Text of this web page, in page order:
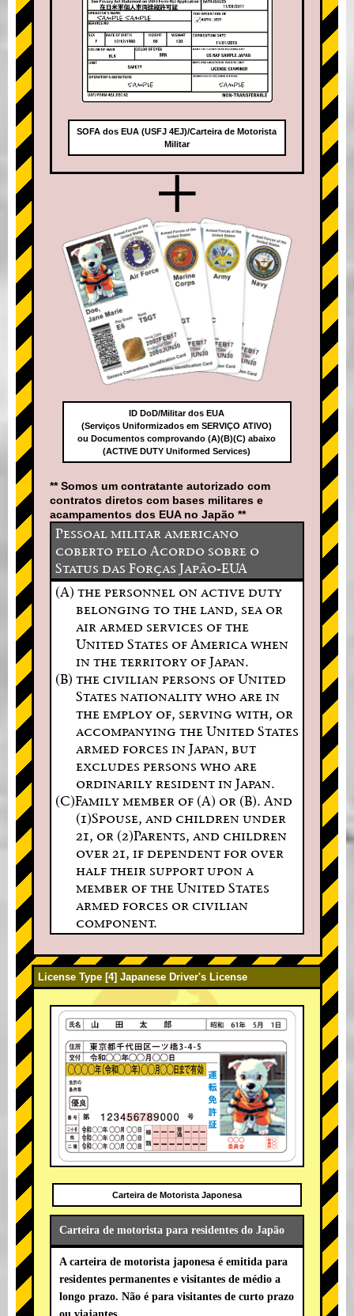
SOFA dos EUA (USFJ 4EJ)/Carteira de Motorista
Militar
+
ID DoD/Militar dos EUA
(Serviços Uniformizados em SERVIÇO ATIVO)
ou Documentos comprovando (A)(B)(C) abaixo
(ACTIVE DUTY Uniformed Services)
** Somos um contratante autorizado com
contratos diretos com bases militares e
acampamentos dos EUA no Japão **
Pessoal militar americano
coberto pelo Acordo sobre o
Status das Forças Japão-EUA
(A) the personnel on active duty
belonging to the land, sea or
air armed services of the
United States of America when
in the territory of Japan.
(B) the civilian persons of United
States nationality who are in
the employ of, serving with, or
accompanying the United States
armed forces in Japan, but
excludes persons who are
ordinarily resident in Japan.
(C)Family member of (A) or (B). And
(1)Spouse, and children under
21, or (2)Parents, and children
over 21, if dependent for over
half their support upon a
member of the United States
armed forces or civilian
component.
License Type [4] Japanese Driver's License
Carteira de Motorista Japonesa
Carteira de motorista para residentes do Japão
A carteira de motorista japonesa é emitida para
residentes permanentes e visitantes de médio a
longo prazo. Não é para visitantes de curto prazo